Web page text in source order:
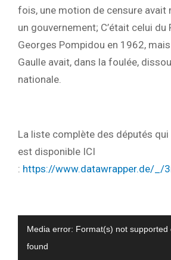
fois, une motion de censure avait
un gouvernement; C’était celui
Georges Pompidou en 1962,
Gaulle avait, dans la foulée,
nationale.
La liste complète des députés qui
est disponible ICI
: https://www.datawrapper.de/_/
Lecteur
vidéo
Media error: Format(s) not
found